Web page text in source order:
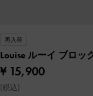
再入荷
Louise ルーイ ブロッ
¥ 15,900
(税込)